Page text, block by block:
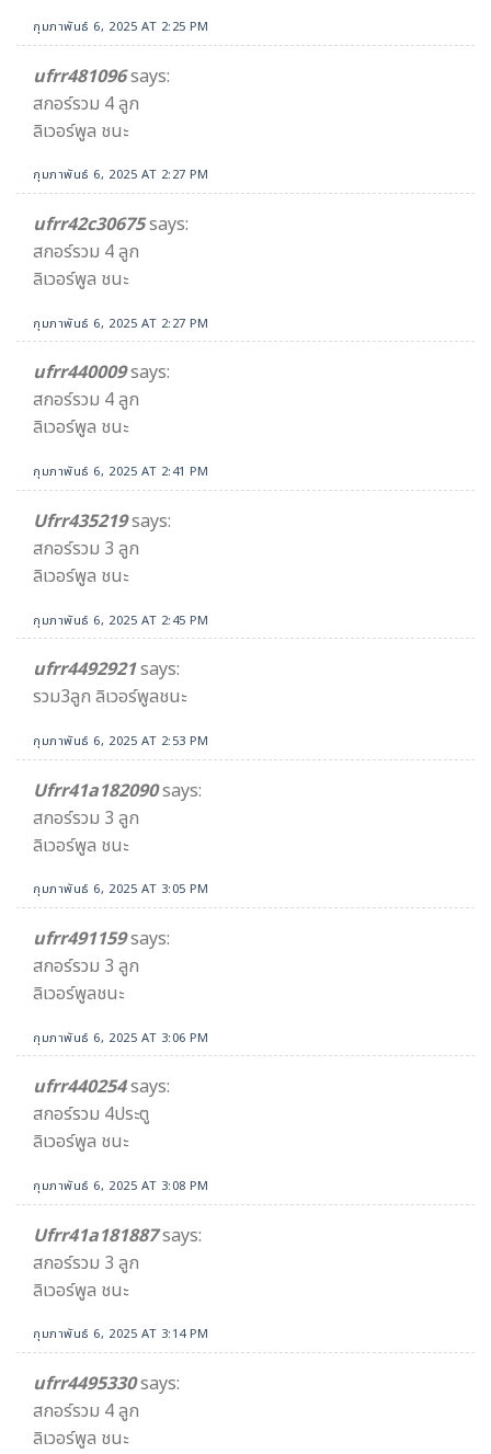
กุมภาพันธ์ 6, 2025 AT 2:25 PM
ufrr481096says:
สกอร์รวม 4 ลูก
ลิเวอร์พูล ชนะ
กุมภาพันธ์ 6, 2025 AT 2:27 PM
ufrr42c30675says:
สกอร์รวม 4 ลูก
ลิเวอร์พูล ชนะ
กุมภาพันธ์ 6, 2025 AT 2:27 PM
ufrr440009says:
สกอร์รวม 4 ลูก
ลิเวอร์พูล ชนะ
กุมภาพันธ์ 6, 2025 AT 2:41 PM
Ufrr435219says:
สกอร์รวม 3 ลูก
ลิเวอร์พูล ชนะ
กุมภาพันธ์ 6, 2025 AT 2:45 PM
ufrr4492921says:
รวม3ลูก ลิเวอร์พูลชนะ
กุมภาพันธ์ 6, 2025 AT 2:53 PM
Ufrr41a182090says:
สกอร์รวม 3 ลูก
ลิเวอร์พูล ชนะ
กุมภาพันธ์ 6, 2025 AT 3:05 PM
ufrr491159says:
สกอร์รวม 3 ลูก
ลิเวอร์พูลชนะ
กุมภาพันธ์ 6, 2025 AT 3:06 PM
ufrr440254says:
สกอร์รวม 4ประตู
ลิเวอร์พูล ชนะ
กุมภาพันธ์ 6, 2025 AT 3:08 PM
Ufrr41a181887says:
สกอร์รวม 3 ลูก
ลิเวอร์พูล ชนะ
กุมภาพันธ์ 6, 2025 AT 3:14 PM
ufrr4495330says:
สกอร์รวม 4 ลูก
ลิเวอร์พูล ชนะ